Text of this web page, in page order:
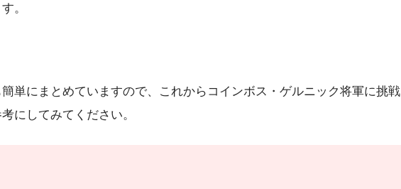
。
単にまとめていますので、これからコインボス・ゲルニック将軍に挑戦
にしてみてください。